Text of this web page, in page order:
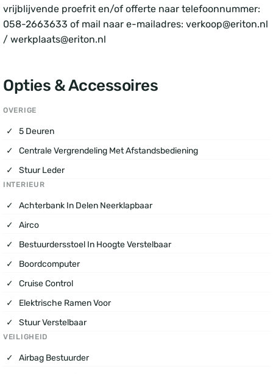
vrijblijvende proefrit en/of offerte naar telefoonnummer:
058-2663633 of mail naar e-mailadres: verkoop@eriton.nl
/ werkplaats@eriton.nl
Opties & Accessoires
OVERIGE
5 Deuren
Centrale Vergrendeling Met Afstandsbediening
Stuur Leder
INTERIEUR
Achterbank In Delen Neerklapbaar
Airco
Bestuurdersstoel In Hoogte Verstelbaar
Boordcomputer
Cruise Control
Elektrische Ramen Voor
Stuur Verstelbaar
VEILIGHEID
Airbag Bestuurder